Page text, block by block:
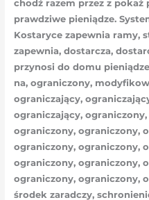
chodź razem przez z
prawdziwe pieniądze.
Kostaryce zapewnia ramy,
zapewnia, dostarcza,
przynosi do domu
na, ograniczony,
ograniczający,
ograniczający,
ograniczony, ograniczony,
ograniczony, ograniczony,
ograniczony, ograniczony,
ograniczony, ograniczony,
środek zaradczy,